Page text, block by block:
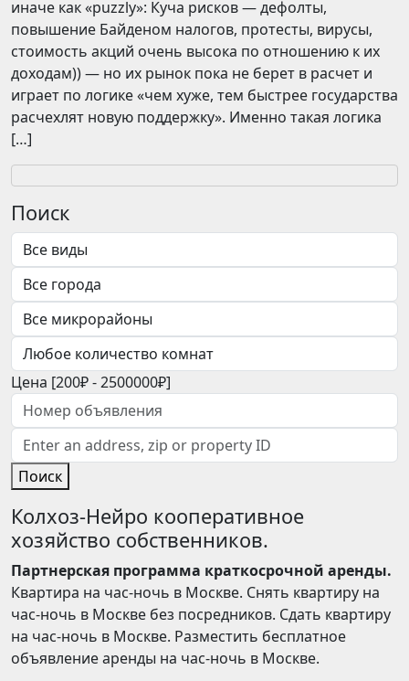
иначе как «puzzly»: Куча рисков — дефолты,
повышение Байденом налогов, протесты, вирусы,
стоимость акций очень высока по отношению к их
доходам)) — но их рынок пока не берет в расчет и
играет по логике «чем хуже, тем быстрее государства
расчехлят новую поддержку». Именно такая логика
[…]
Поиск
Цена [200₽-2500000₽]
Поиск
Колхоз-Нейро кооперативное
хозяйство собственников.
Партнерская программа краткосрочной аренды.
Квартира на час-ночь в Москве. Снять квартиру на
час-ночь в Москве без посредников. Сдать квартиру
на час-ночь в Москве. Разместить бесплатное
объявление аренды на час-ночь в Москве.